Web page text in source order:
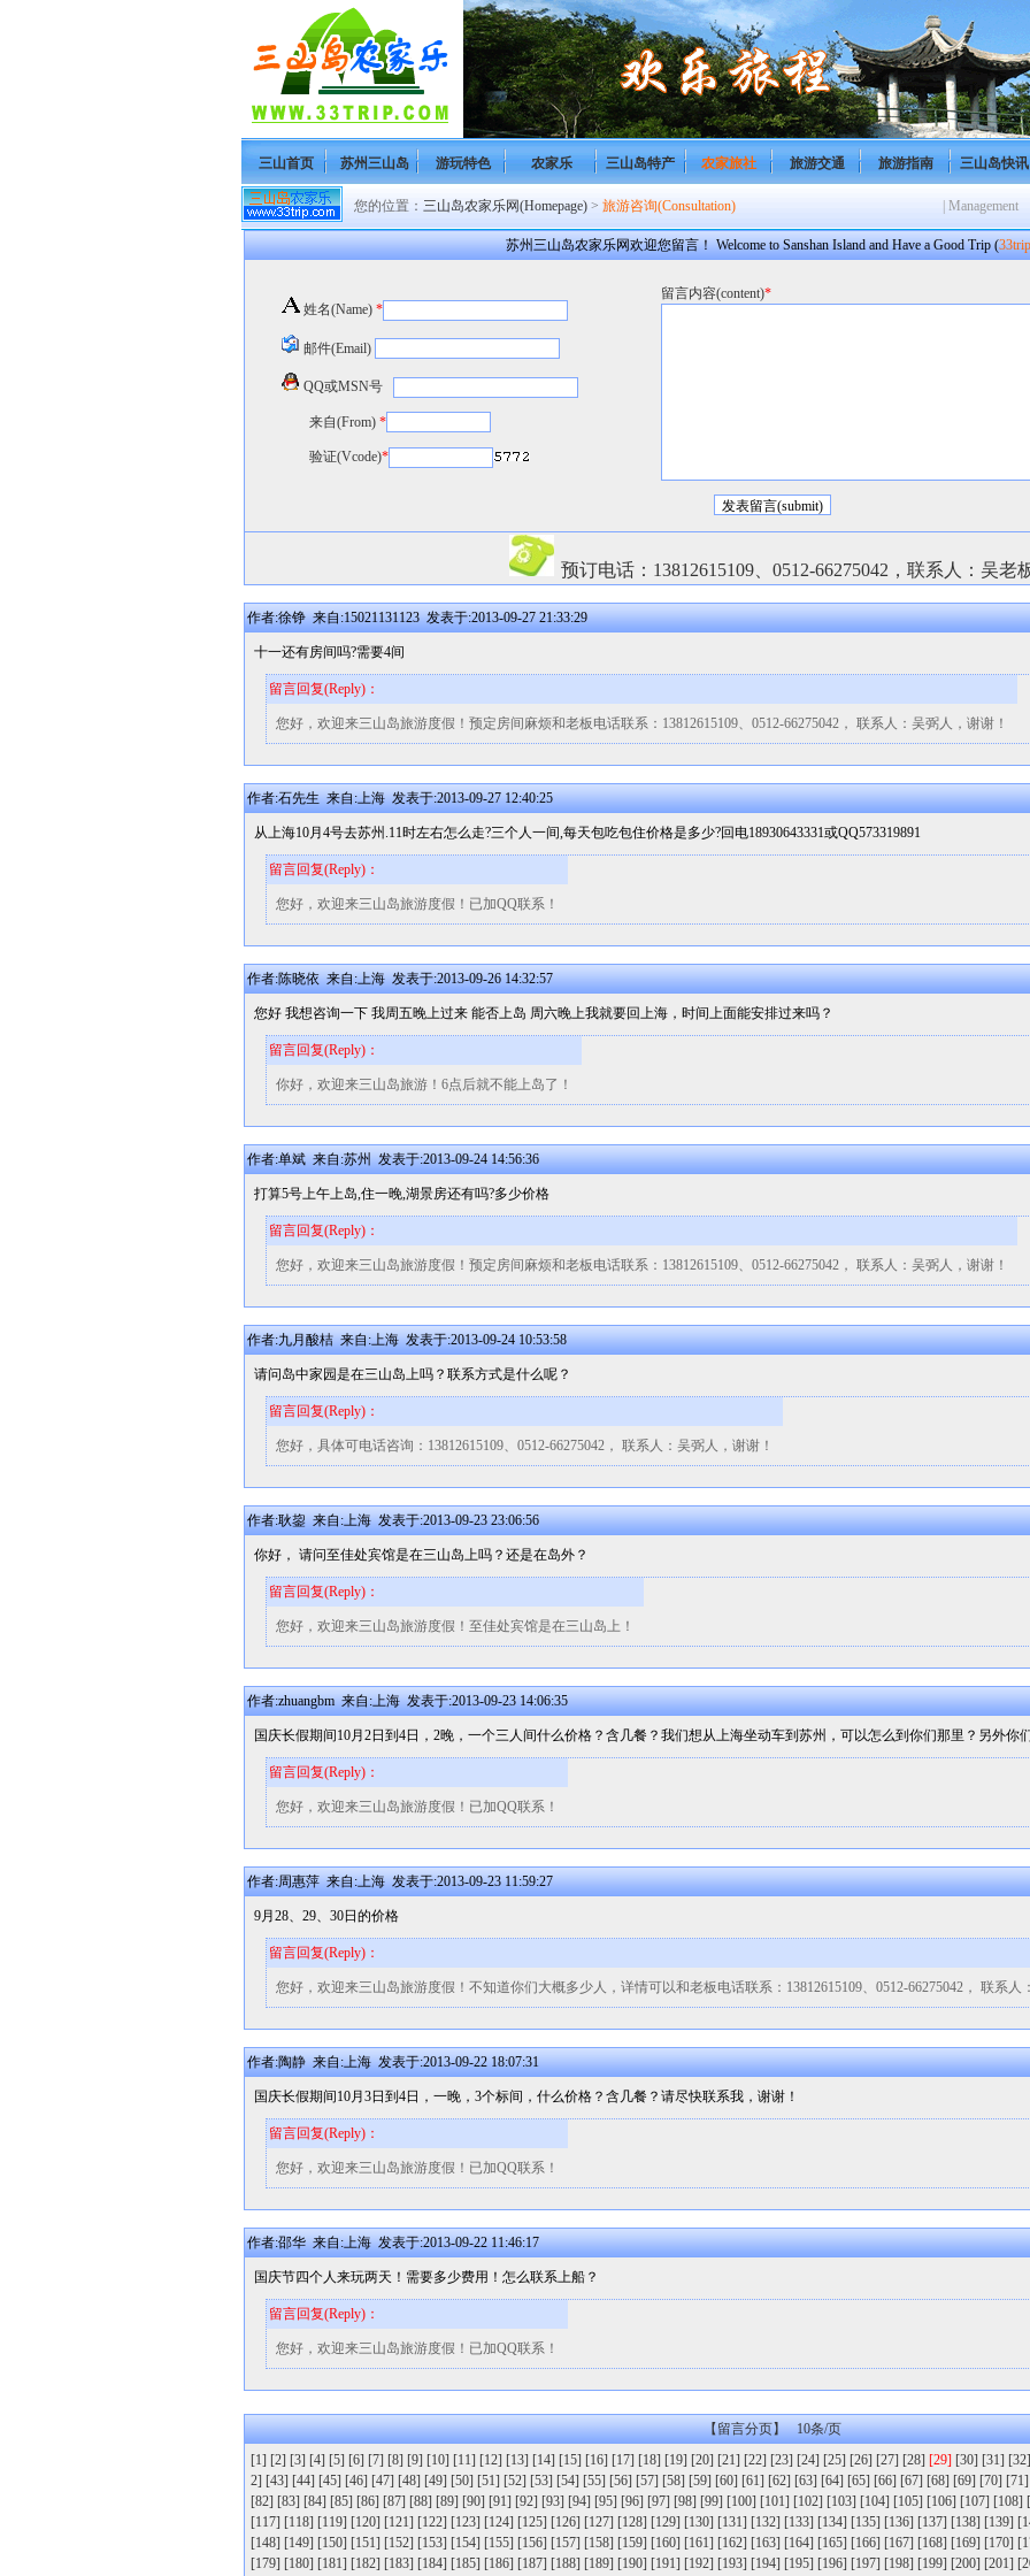
三山首页 苏州三山岛 游玩特色 农家乐 三山岛特产 农家旅社 旅游交通 旅游指南 三山岛快讯
您的位置： 三山岛农家乐网(Homepage) > 旅游咨询(Consultation) | Management
苏州三山岛农家乐网欢迎您留言！ Welcome to Sanshan Island and Have a Good Trip (33trip
姓名(Name) *
邮件(Email)
QQ或MSN号
来自(From) *
验证(Vcode)*
留言内容(content)*
预订电话：13812615109、0512-66275042，联系人：吴老
作者:徐铮 来自:15021131123 发表于:2013-09-27 21:33:29
十一还有房间吗?需要4间
留言回复(Reply)：
您好，欢迎来三山岛旅游度假！预定房间麻烦和老板电话联系：13812615109、0512-66275042， 联系人：吴弼人，谢谢！
作者:石先生 来自:上海 发表于:2013-09-27 12:40:25
从上海10月4号去苏州.11时左右怎么走?三个人一间,每天包吃包住价格是多少?回电18930643331或QQ573319891
留言回复(Reply)：
您好，欢迎来三山岛旅游度假！已加QQ联系！
作者:陈晓依 来自:上海 发表于:2013-09-26 14:32:57
您好 我想咨询一下 我周五晚上过来 能否上岛 周六晚上我就要回上海，时间上面能安排过来吗？
留言回复(Reply)：
你好，欢迎来三山岛旅游！6点后就不能上岛了！
作者:单斌 来自:苏州 发表于:2013-09-24 14:56:36
打算5号上午上岛,住一晚,湖景房还有吗?多少价格
留言回复(Reply)：
您好，欢迎来三山岛旅游度假！预定房间麻烦和老板电话联系：13812615109、0512-66275042， 联系人：吴弼人，谢谢！
作者:九月酸桔 来自:上海 发表于:2013-09-24 10:53:58
请问岛中家园是在三山岛上吗？联系方式是什么呢？
留言回复(Reply)：
您好，具体可电话咨询：13812615109、0512-66275042， 联系人：吴弼人，谢谢！
作者:耿鋆 来自:上海 发表于:2013-09-23 23:06:56
你好， 请问至佳处宾馆是在三山岛上吗？还是在岛外？
留言回复(Reply)：
您好，欢迎来三山岛旅游度假！至佳处宾馆是在三山岛上！
作者:zhuangbm 来自:上海 发表于:2013-09-23 14:06:35
国庆长假期间10月2日到4日，2晚，一个三人间什么价格？含几餐？我们想从上海坐动车到苏州，可以怎么到你们那里？另外你
留言回复(Reply)：
您好，欢迎来三山岛旅游度假！已加QQ联系！
作者:周惠萍 来自:上海 发表于:2013-09-23 11:59:27
9月28、29、30日的价格
留言回复(Reply)：
您好，欢迎来三山岛旅游度假！不知道你们大概多少人，详情可以和老板电话联系：13812615109、0512-66275042， 联系人
作者:陶静 来自:上海 发表于:2013-09-22 18:07:31
国庆长假期间10月3日到4日，一晚，3个标间，什么价格？含几餐？请尽快联系我，谢谢！
留言回复(Reply)：
您好，欢迎来三山岛旅游度假！已加QQ联系！
作者:邵华 来自:上海 发表于:2013-09-22 11:46:17
国庆节四个人来玩两天！需要多少费用！怎么联系上船？
留言回复(Reply)：
您好，欢迎来三山岛旅游度假！已加QQ联系！
【留言分页】 10条/页
[1] [2] [3] [4] [5] [6] [7] [8] [9] [10] [11] [12] [13] [14] [15] [16] [17] [18] [19] [20] [21] [22] [23] [24] [25] [26] [27] [28] [29] [30] [31] [32]
2] [43] [44] [45] [46] [47] [48] [49] [50] [51] [52] [53] [54] [55] [56] [57] [58] [59] [60] [61] [62] [63] [64] [65] [66] [67] [68] [69] [70] [71]
[82] [83] [84] [85] [86] [87] [88] [89] [90] [91] [92] [93] [94] [95] [96] [97] [98] [99] [100] [101] [102] [103] [104] [105] [106] [107] [108]
[117] [118] [119] [120] [121] [122] [123] [124] [125] [126] [127] [128] [129] [130] [131] [132] [133] [134] [135] [136] [137] [138] [139]
[148] [149] [150] [151] [152] [153] [154] [155] [156] [157] [158] [159] [160] [161] [162] [163] [164] [165] [166] [167] [168] [169] [170]
[179] [180] [181] [182] [183] [184] [185] [186] [187] [188] [189] [190] [191] [192] [193] [194] [195] [196] [197] [198] [199] [200] [201]